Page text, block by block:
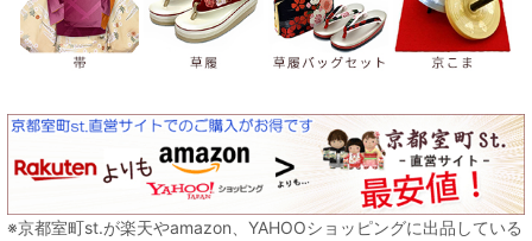
※京都室町st.が楽天やamazon、YAHOOショッピングに出品している